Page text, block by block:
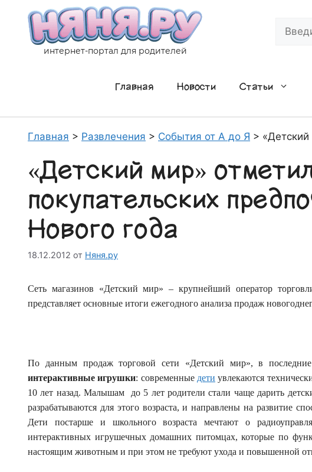
содержимому
интернет-портал для родителей
Главная Новости Статьи
Главная > Развлечения > События от А до Я >
«Детский мир»
покупательских
Нового года
18.12.2012 от Няня.ру
Сеть магазинов «Детский мир» – крупнейший оператор
представляет основные итоги ежегодного анализа продаж
По данным продаж торговой сети «Детский мир», в
интерактивные игрушки: современные дети увлекаются
10 лет назад. Малышам до 5 лет родители стали чаще дарить
разрабатываются для этого возраста, и направлены на развитие
Дети постарше и школьного возраста мечтают о
интерактивных игрушечных домашних питомцах, которые по
настоящим животным и при этом не требуют ухода и повышенной